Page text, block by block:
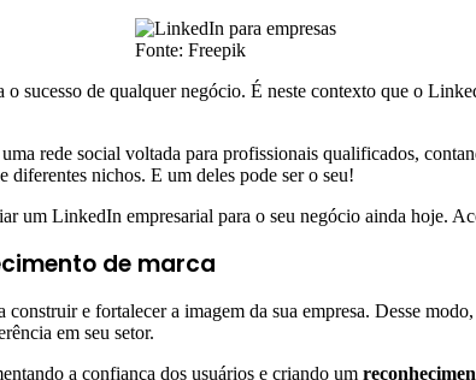
Fonte: Freepik
sucesso de qualquer negócio. É neste contexto que o
rede social voltada para profissionais qualificados,
nichos. E um deles pode ser o seu!
um LinkedIn empresarial para o seu negócio ainda hoje.
de marca
e fortalecer a imagem da sua empresa. Desse
em seu setor.
a confiança dos usuários e criando um